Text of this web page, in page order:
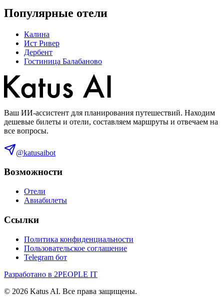
Популярные отели
Калина
Ист Ривер
Дербент
Гостиница Балабаново
Ваш ИИ-ассистент для планирования путешествий. Находим
дешевые билеты и отели, составляем маршруты и отвечаем на
все вопросы.
@katusaibot
Возможности
Отели
Авиабилеты
Ссылки
Политика конфиденциальности
Пользовательское соглашение
Telegram бот
Разработано в 2PEOPLE IT
© 2026 Katus AI. Все права защищены.